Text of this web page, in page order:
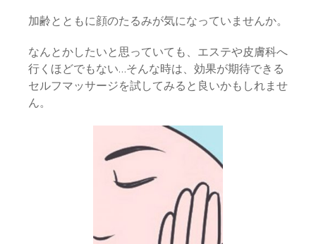
加齢とともに顔のたるみが気になっていませんか。
なんとかしたいと思っていても、エステや皮膚科へ
行くほどでもない…そんな時は、効果が期待できる
セルフマッサージを試してみると良いかもしれませ
ん。